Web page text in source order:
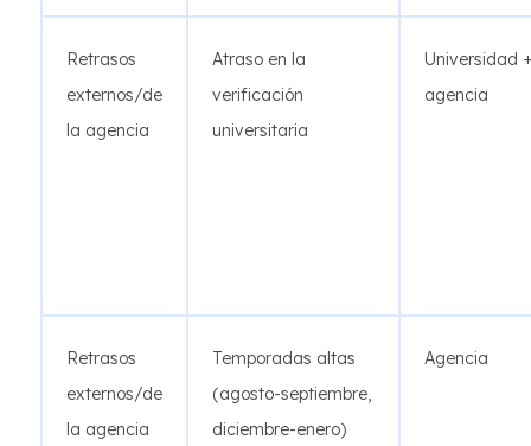
Retrasos
externos/de
la agencia
Atraso en la
verificación
universitaria
Universidad
agencia
Retrasos
externos/de
la agencia
Temporadas altas
(agosto-septiembre,
diciembre-enero)
Agencia